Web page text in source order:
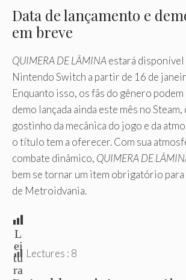
Data de lançamento e
em breve
QUIMERA DE LÂMINA estará disponível
Nintendo Switch a partir de 16 de
Enquanto isso, os fãs do gênero podem
demo lançada ainda este mês no
gostinho da mecânica do jogo e da
o título tem a oferecer. Com sua
combate dinâmico, QUIMERA DE
bem se tornar um item obrigatório
de Metroidvania.
L
ei
tu
ra
Lectures : 8